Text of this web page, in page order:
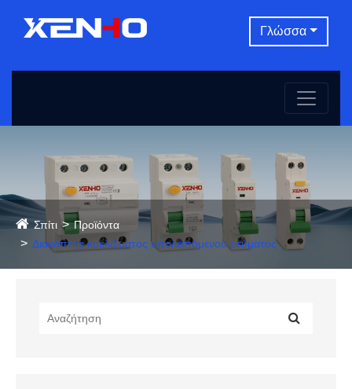
Γλώσσα
Σπίτι
Προϊόντα
Διακόπτης κυκλώματος υπολειπόμενου ρεύματος